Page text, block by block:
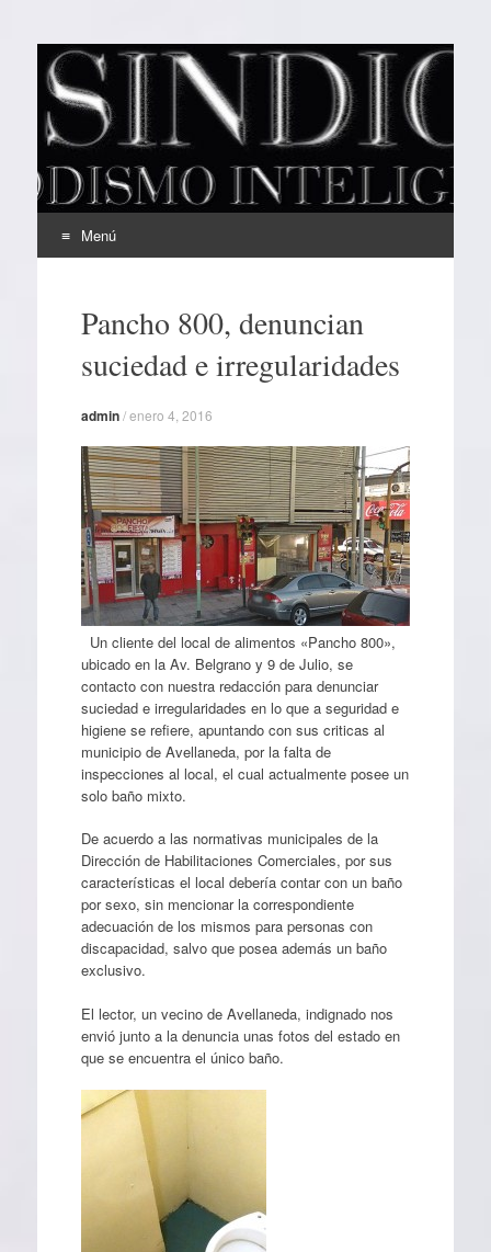
EL SINDICAL
Periodismo Inteligente
Menú
contenidoPancho 800, denuncian
suciedad e irregularidades
admin/enero 4, 2016
Un cliente del local de alimentos «Pancho 800»,
ubicado en la Av. Belgrano y 9 de Julio, se
contacto con nuestra redacción para denunciar
suciedad e irregularidades en lo que a seguridad e
higiene se refiere, apuntando con sus criticas al
municipio de Avellaneda, por la falta de
inspecciones al local, el cual actualmente posee un
solo baño mixto.
De acuerdo a las normativas municipales de la
Dirección de Habilitaciones Comerciales, por sus
características el local debería contar con un baño
por sexo, sin mencionar la correspondiente
adecuación de los mismos para personas con
discapacidad, salvo que posea además un baño
exclusivo.
El lector, un vecino de Avellaneda, indignado nos
envió junto a la denuncia unas fotos del estado en
que se encuentra el único baño.